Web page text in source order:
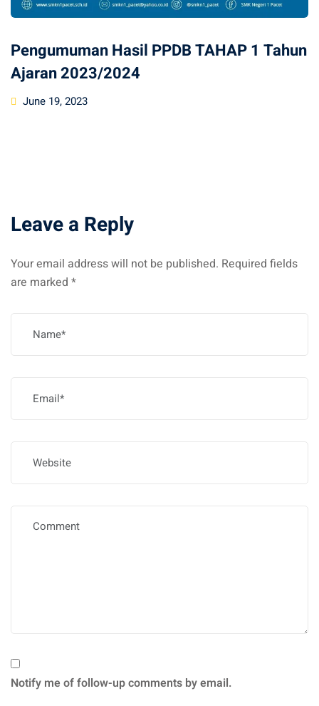
Pengumuman Hasil PPDB TAHAP 1 Tahun
Ajaran 2023/2024
Posted
June 19, 2023
Leave a Reply
Your email address will not be published. Required fields
are marked *
Notify me of follow-up comments by email.